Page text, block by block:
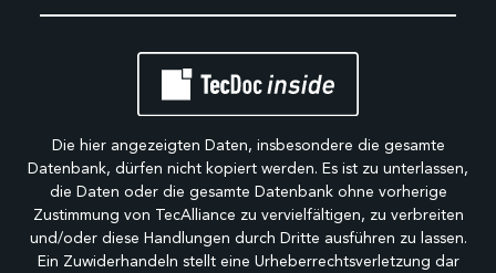
Die hier angezeigten Daten, insbesondere die gesamte
Datenbank, dürfen nicht kopiert werden. Es ist zu unterlassen,
die Daten oder die gesamte Datenbank ohne vorherige
Zustimmung von TecAlliance zu vervielfältigen, zu verbreiten
und/oder diese Handlungen durch Dritte ausführen zu lassen.
Ein Zuwiderhandeln stellt eine Urheberrechtsverletzung dar